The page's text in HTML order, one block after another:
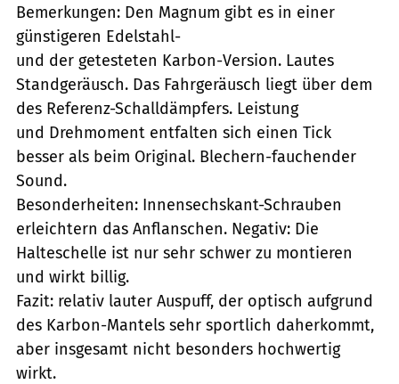
Bemerkungen: Den Magnum gibt es in einer
günstigeren Edelstahl-
und der getesteten Karbon-Version. Lautes
Standgeräusch. Das Fahrgeräusch liegt über dem
des Referenz-Schalldämpfers. Leistung
und Drehmoment entfalten sich einen Tick
besser als beim Original. Blechern-fauchender
Sound.
Besonderheiten: Innensechskant-Schrauben
erleichtern das Anflanschen. Negativ: Die
Halteschelle ist nur sehr schwer zu montieren
und wirkt billig.
Fazit: relativ lauter Auspuff, der optisch aufgrund
des Karbon-Mantels sehr sportlich daherkommt,
aber insgesamt nicht besonders hochwertig
wirkt.